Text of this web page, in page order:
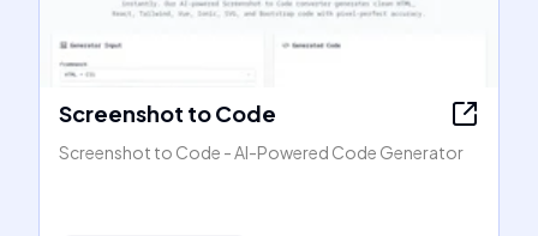
Screenshot to Code
Screenshot to Code - AI-Powered Code Generator